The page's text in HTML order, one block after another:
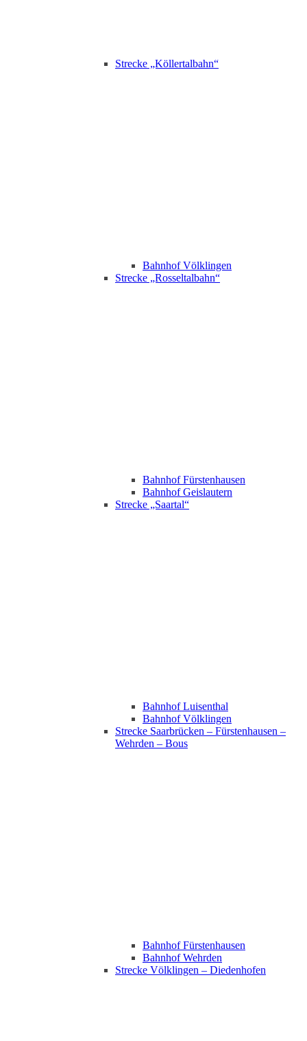
Strecke „Köllertalbahn“
Bahnhof Völklingen
Strecke „Rosseltalbahn“
Bahnhof Fürstenhausen
Bahnhof Geislautern
Strecke „Saartal“
Bahnhof Luisenthal
Bahnhof Völklingen
Strecke Saarbrücken – Fürstenhausen –
Wehrden – Bous
Bahnhof Fürstenhausen
Bahnhof Wehrden
Strecke Völklingen – Diedenhofen